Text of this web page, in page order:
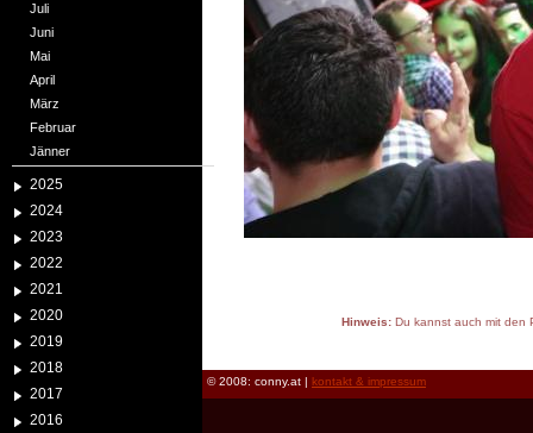
Juli
Juni
Mai
April
März
Februar
Jänner
2025
2024
2023
2022
2021
2020
2019
2018
2017
2016
Hinweis:Du kannst auch mit den
© 2008: conny.at | kontakt & impressum